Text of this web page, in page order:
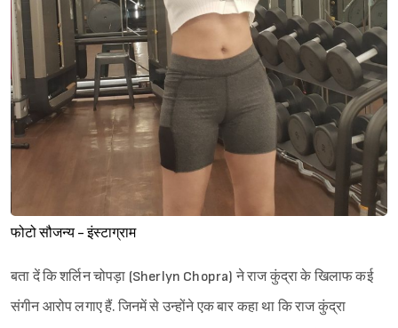
फोटो सौजन्य - इंस्टाग्राम
बता दें कि शर्लिन चोपड़ा (Sherlyn Chopra) ने राज कुंद्रा के खिलाफ कई
संगीन आरोप लगाए हैं. जिनमें से उन्होंने एक बार कहा था कि राज कुंद्रा